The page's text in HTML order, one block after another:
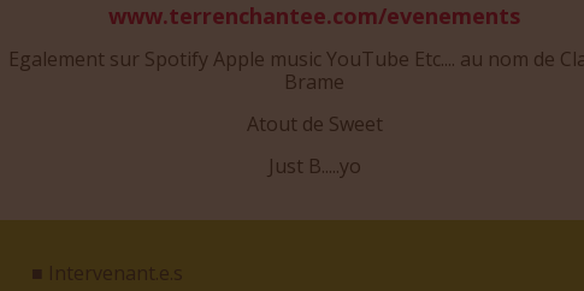
www.terrenchantee.com/evenements
Egalement sur Spotify Apple music YouTube Etc.... au nom de
Brame
Atout de Sweet
Just B.....yo
■ Intervenant.e.s